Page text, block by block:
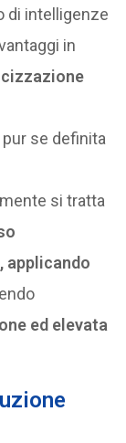
di intelligenze
in
se definita
si tratta
applicando
ed elevata